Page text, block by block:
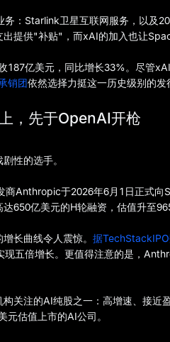
：Starlink卫星互联网服务，以及
提供"补贴"，而xAI的加入也让
187亿美元，同比增长33%。尽管
销团依然选择力挺这一历史级别的发
，先于OpenAI开枪
性的选手。
商Anthropic于2026年6月1日正式
650亿美元的H轮融资，估值升至
长曲线令人震惊。 据
现五倍增长。更值得注意的是，
关注的AI纯股之一：高增速、接近
元估值上市的AI公司。